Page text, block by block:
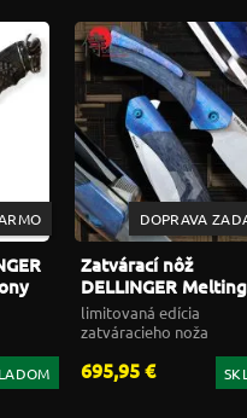
DOPRAVA
Zatvárací nôž
DELLINGER Melting
Rain CPM S90V
limitovaná edícia
zatváracieho noža
695,95 €